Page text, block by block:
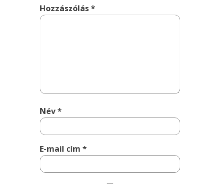
Hozzászólás*
Név*
E-mail cím*